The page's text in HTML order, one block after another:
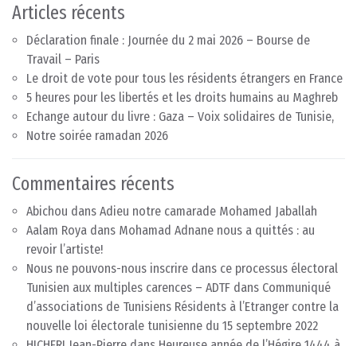
Articles récents
Déclaration finale : Journée du 2 mai 2026 – Bourse de
Travail – Paris
Le droit de vote pour tous les résidents étrangers en France
5 heures pour les libertés et les droits humains au Maghreb
Echange autour du livre : Gaza – Voix solidaires de Tunisie,
Notre soirée ramadan 2026
Commentaires récents
Abichou dans Adieu notre camarade Mohamed Jaballah
Aalam Roya dans Mohamad Adnane nous a quittés : au
revoir l’artiste!
Nous ne pouvons-nous inscrire dans ce processus électoral
Tunisien aux multiples carences – ADTF dans Communiqué
d’associations de Tunisiens Résidents à l’Etranger contre la
nouvelle loi électorale tunisienne du 15 septembre 2022